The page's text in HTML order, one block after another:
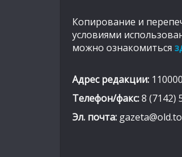
Копирование и
условиями
можно ознакомиться
Адрес редакции:
Телефон/факс:8 (7142)
Эл. почта: